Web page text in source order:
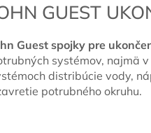
GUEST
Guest spojky pre
systémov, najmä
distribúcie vody,
potrubného okruhu.